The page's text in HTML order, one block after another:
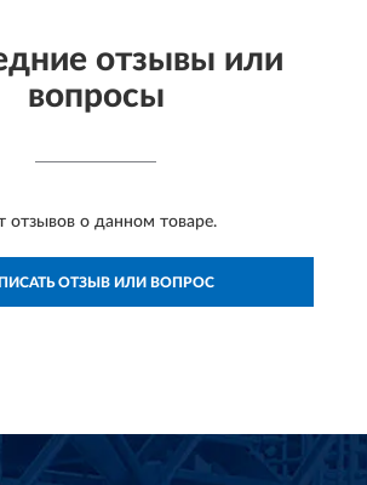
отзывы или
вопросы
отзывов о данном товаре.
ОТЗЫВ ИЛИ ВОПРОС